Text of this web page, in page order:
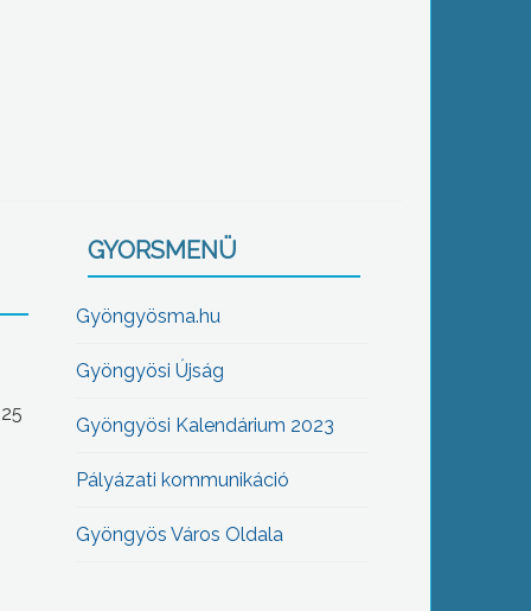
GYORSMENÜ
Gyöngyösma.hu
Gyöngyösi Újság
Gyöngyösi Kalendárium 2023
Pályázati kommunikáció
Gyöngyös Város Oldala